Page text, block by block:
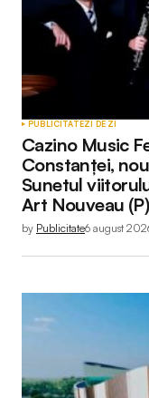
Your E-mail*
PUBLICITATEZI DE ZI
Cazino Music
Constanței,
Sunetul
Art Nouveau (P)
by Publicitate6 august